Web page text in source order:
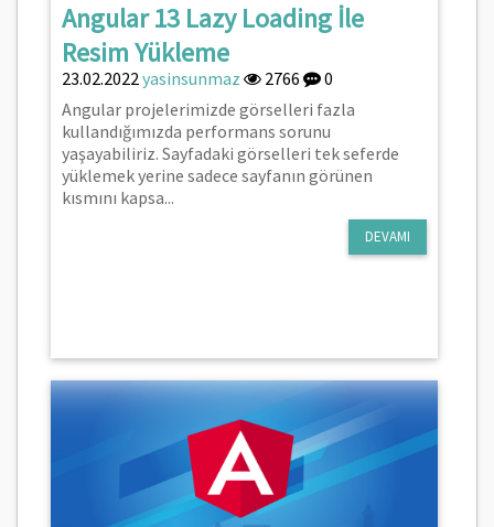
Angular 13 Lazy Loading İle
Resim Yükleme
23.02.2022yasinsunmaz 2766
0
Angular projelerimizde görselleri fazla
kullandığımızda performans sorunu
yaşayabiliriz. Sayfadaki görselleri tek seferde
yüklemek yerine sadece sayfanın görünen
kısmını kapsa...
DEVAMI